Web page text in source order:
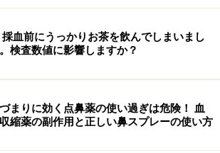
・作用・効果
が生きていくために必要なことをあら
をし、細菌が生きられないようにする
す。一言でいえば「細菌を壊したり、
抑えたりする薬」とも言えるでしょ
採血前にうっかりお茶を飲んでしまいまし
検査数値に影響しますか？
まりに効く点鼻薬の使い過ぎは危険！ 血
縮薬の副作用と正しい鼻スプレーの使い方